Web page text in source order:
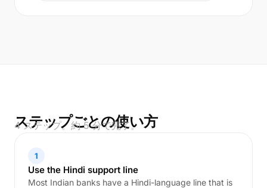
ステップごとの使い方
4 ステップ。約 5 分で完了。
1
Use the Hindi support line
Most Indian banks have a Hindi-language line that is